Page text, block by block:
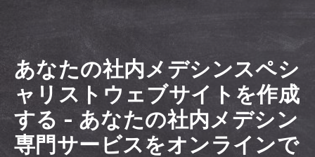
あなたの社内メデシンスペシ
ャリストウェブサイトを作成
する- あなたの社内メデシン
専門サービスをオンラインで